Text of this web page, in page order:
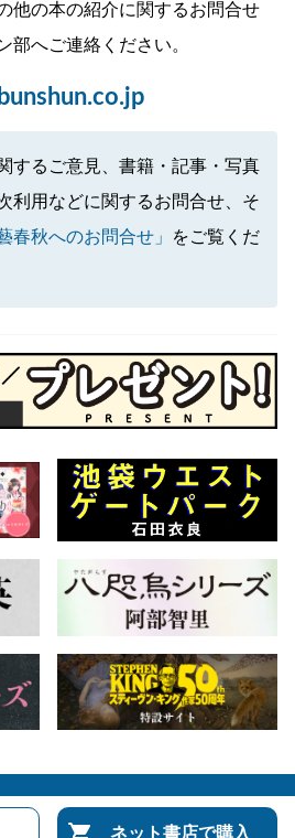
他の本の紹介に関するお問合せ
部へご連絡ください。
するご意見、書籍・記事・写真
利用などに関するお問合せ、そ
春秋へのお問合せ」
をご覧くだ
ネット書店で購入
出版のご案内 お問合せ